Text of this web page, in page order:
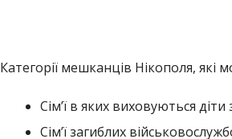
Категорії мешканців Нікополя,
Сім’ї в яких виховуються
Сім’ї загиблих